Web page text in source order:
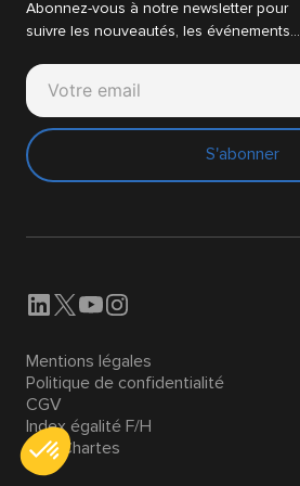
Abonnez-vous à notre newsletter pour
suivre les nouveautés, les événements…
S'abonner
Mentions légales
Politique de confidentialité
CGV
Index égalité F/H
Nos Chartes